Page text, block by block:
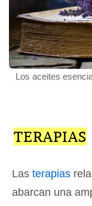
Los aceites
TERAPIAS
Las terapias
abarcan una